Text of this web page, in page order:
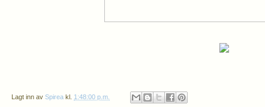
Lagt inn av Spirea kl. 1:48:00 p.m.